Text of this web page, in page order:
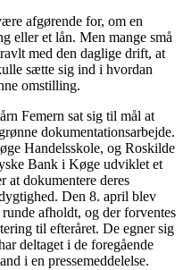
afgørende for, om en
eller et lån. Men mange små
med den daglige drift, at
sætte sig ind i hvordan
omstilling.
Femern sat sig til mål at
dokumentationsarbejde.
Handelsskole, og Roskilde
Bank i Køge udviklet et
dokumentere deres
Den 8. april blev
afholdt, og der forventes
til efteråret. De egner sig
deltaget i de foregående
i en pressemeddelelse.